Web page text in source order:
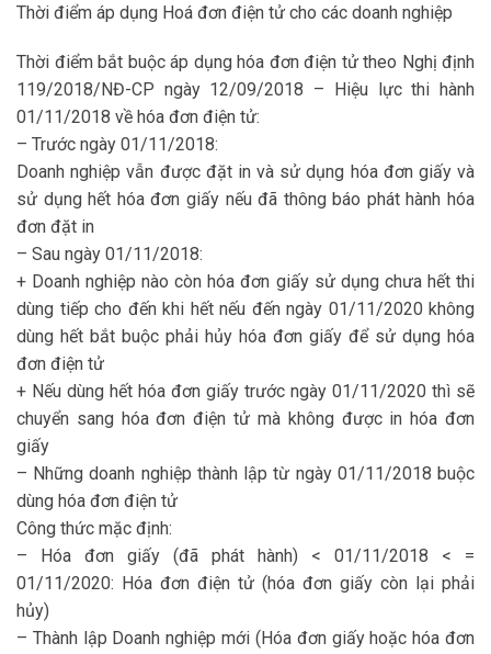
Thời điểm áp dụng Hoá đơn điện tử cho các doanh nghiệp
Thời điểm bắt buộc áp dụng hóa đơn điện tử theo Nghị định
119/2018/NĐ-CP ngày 12/09/2018 – Hiệu lực thi hành
01/11/2018 về hóa đơn điện tử:
– Trước ngày 01/11/2018:
Doanh nghiệp vẫn được đặt in và sử dụng hóa đơn giấy và
sử dụng hết hóa đơn giấy nếu đã thông báo phát hành hóa
đơn đặt in
– Sau ngày 01/11/2018:
+ Doanh nghiệp nào còn hóa đơn giấy sử dụng chưa hết thi
dùng tiếp cho đến khi hết nếu đến ngày 01/11/2020 không
dùng hết bắt buộc phải hủy hóa đơn giấy để sử dụng hóa
đơn điện tử
+ Nếu dùng hết hóa đơn giấy trước ngày 01/11/2020 thì sẽ
chuyển sang hóa đơn điện tử mà không được in hóa đơn
giấy
– Những doanh nghiệp thành lập từ ngày 01/11/2018 buộc
dùng hóa đơn điện tử
Công thức mặc định:
– Hóa đơn giấy (đã phát hành) < 01/11/2018 < =
01/11/2020: Hóa đơn điện tử (hóa đơn giấy còn lại phải
hủy)
– Thành lập Doanh nghiệp mới (Hóa đơn giấy hoặc hóa đơn